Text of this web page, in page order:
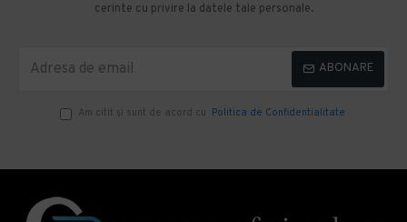
cerinte cu privire la datele tale personale.
ABONARE
Am citit şi sunt de acord cu Politica de Confidentialitate